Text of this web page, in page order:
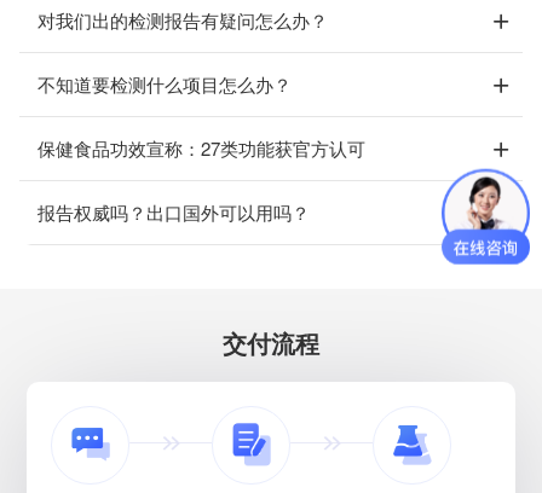
对我们出的检测报告有疑问怎么办？
不知道要检测什么项目怎么办？
保健食品功效宣称：27类功能获官方认可
报告权威吗？出口国外可以用吗？
交付流程